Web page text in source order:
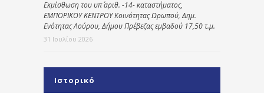
Εκμίσθωση του υπ΄ αριθ. -14- καταστήματος,
ΕΜΠΟΡΙΚΟΥ ΚΕΝΤΡΟΥ Κοινότητας Ωρωπού, Δημ.
Ενότητας Λούρου, Δήμου Πρέβεζας εμβαδού 17,50 τ.μ.
31 Ιουλίου 2026
Ιστορικό